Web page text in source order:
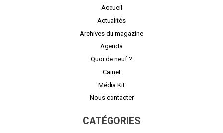
Accueil
Actualités
Archives du magazine
Agenda
Quoi de neuf ?
Carnet
Média Kit
Nous contacter
CATÉGORIES